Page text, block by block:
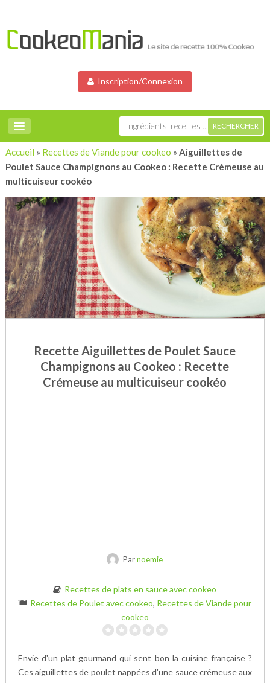
Inscription/Connexion
Accueil » Recettes de Viande pour cookeo » Aiguillettes de
Poulet Sauce Champignons au Cookeo : Recette Crémeuse au
multicuiseur cookéo
Recette Aiguillettes de Poulet Sauce
Champignons au Cookeo : Recette
Crémeuse au multicuiseur cookéo
Parnoemie
Recettes de plats en sauce avec cookeo
Recettes de Poulet avec cookeo, Recettes de Viande pour
cookeo
Envie d'un plat gourmand qui sent bon la cuisine française ?
Ces aiguillettes de poulet nappées d'une sauce crémeuse aux